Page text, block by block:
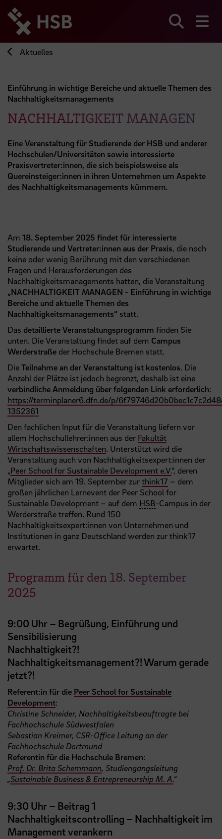
zum
Seiteninhalt
springen
Aktuelles
Einführung in wichtige Bereiche und aktuelle Themen des
Nachhaltigkeitsmanagements
NACHHALTIGKEIT MANAGEN
Eine Veranstaltung für Studierende der HSB und anderer
Hochschulen/Universitäten sowie interessierte
Praxisvertreter:innen, die sich beispielsweise als
Quereinsteiger:innen in ihren Unternehmen um Aspekte
des Nachhaltigkeitsmanagements kümmern.
Am 18. September 2025 findet für interessierte
Studierende und Vertreter:innen aus der Praxis, die noch
keine oder wenig Berührung mit den verschiedenen
Fragen und Herausforderungen des
Nachhaltigkeitsmanagements hatten, die Veranstaltung
„NACHHALTIGKEIT MANAGEN - Einführung in wichtige
Bereiche und aktuelle Themen des
Nachhaltigkeitsmanagements“ statt.
Das detaillierte Veranstaltungsprogramm finden Sie
unten. Die Veranstaltung findet auf dem Campus
Werderstraße der Hochschule Bremen statt.
DieTeilnahme an der Veranstaltung ist kostenlos. Die
Anzahl der Plätze ist jedoch begrenzt, deshalb ist eine
verbindliche Anmeldung über folgenden Link erforderlich:
https://terminplaner6.dfn.de/p/
1352361
Den fachlichen Input für die Veranstaltung liefern vor
allem Hochschullehrer:innen aus der Fakultät
Wirtschaftswissenschaften. Unterstützt wird die
Veranstaltung auch von Nachhaltigkeitsexpert:innen der
„Peer School for Sustainable Development e.V.“, deren
Mitglieder sich am 19. September zurthink17 – dem
großen jährlichen Lernevent der Peer School for
Sustainable Development – auf dem HSB-Campus in der
Werderstraße treffen. Rund 150
Nachhaltigkeitsexpert:innen von Unternehmen und
Institutionen in ganz Deutschland werden zur think17
erwartet.
Programm für den 18. September
2025
9:00 Uhr – Begrüßung, Einführung und
Sensibilisierung
Nachhaltigkeit?!
Nachhaltigkeitsmanagement?! Warum gerade
jetzt?!
Referent:in für die Peer School for Sustainable
Development:
Christine Schneider, Nachhaltigkeitsbeauftragte bei
Fachhochschule Südwestfalen
Sebastian Kreimer, CSR-Office Leitung an der
Fachhochschule Dortmund
Referentin für die Hochschule Bremen:
Prof. Dr. Brita Schemmann, Studiengangsleitung
„Sustainable Business & Entrepreneurship M. A.“
9:30 Uhr – Beitrag 1
Nachhaltigkeitscontrolling – Nachhaltigkeit im
Management verankern